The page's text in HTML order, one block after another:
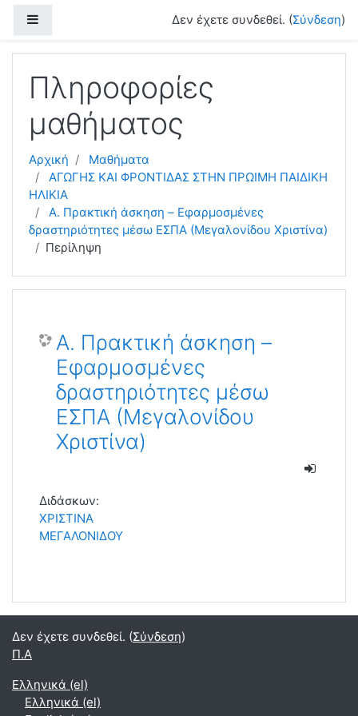
Δεν έχετε συνδεθεί. (Σύνδεση)
Πληροφορίες
μαθήματος
Αρχική
Μαθήματα
ΑΓΩΓΗΣ ΚΑΙ ΦΡΟΝΤΙΔΑΣ ΣΤΗΝ ΠΡΩΙΜΗ ΠΑΙΔΙΚΗ
ΗΛΙΚΙΑ
Α. Πρακτική άσκηση – Eφαρμοσμένες
δραστηριότητες μέσω ΕΣΠΑ (Μεγαλονίδου Χριστίνα)
Περίληψη
Α. Πρακτική άσκηση –
Eφαρμοσμένες
δραστηριότητες μέσω
ΕΣΠΑ (Μεγαλονίδου
Χριστίνα)
Διδάσκων:
ΧΡΙΣΤΙΝΑ
ΜΕΓΑΛΟΝΙΔΟΥ
Δεν έχετε συνδεθεί. (Σύνδεση)
Π.Α
Ελληνικά ‎(el)‎
Ελληνικά ‎(el)‎